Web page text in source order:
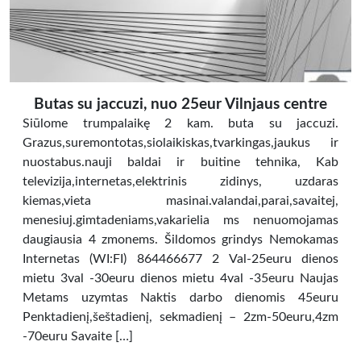
Butas su jaccuzi, nuo 25eur Vilnjaus centre
Siūlome trumpalaikę 2 kam. buta su jaccuzi.
Grazus,suremontotas,siolaikiskas,tvarkingas,jaukus ir
nuostabus.nauji baldai ir buitine tehnika, Kab
televizija,internetas,elektrinis zidinys, uzdaras
kiemas,vieta masinai.valandai,parai,savaitej,
menesiuj.gimtadeniams,vakarielia ms nenuomojamas
daugiausia 4 zmonems. Šildomos grindys Nemokamas
Internetas (WI:FI) 864466677 2 Val-25euru dienos
mietu 3val -30euru dienos mietu 4val -35euru Naujas
Metams uzymtas Naktis darbo dienomis 45euru
Penktadienį,šeštadienį, sekmadienį – 2zm-50euru,4zm
-70euru Savaite […]